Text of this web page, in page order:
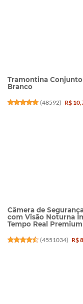
Tramontina Conjunto
Branco
(48592) R$
Câmera de
com Visão Noturna
Tempo Real Premium
(4551034) R$